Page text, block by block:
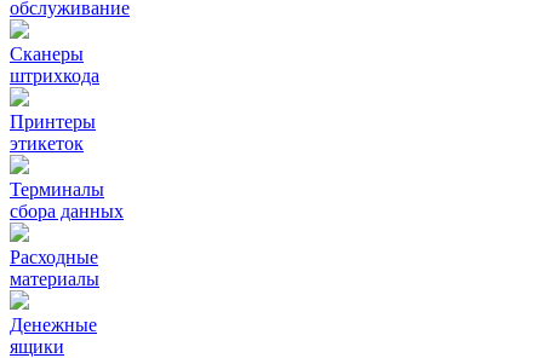
обслуживание
Сканеры
штрихкода
Принтеры
этикеток
Терминалы
сбора данных
Расходные
материалы
Денежные
ящики